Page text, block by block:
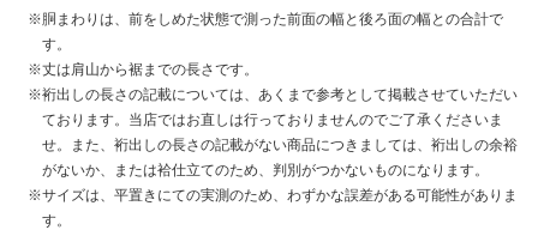
胴まわりは、前をしめた状態で測った前面の幅と後ろ面の幅との合計で
す。
丈は肩山から裾までの長さです。
裄出しの長さの記載については、あくまで参考として掲載させていただい
ております。当店ではお直しは行っておりませんのでご了承くださいま
せ。また、裄出しの長さの記載がない商品につきましては、裄出しの余裕
がないか、または袷仕立てのため、判別がつかないものになります。
サイズは、平置きにての実測のため、わずかな誤差がある可能性がありま
す。